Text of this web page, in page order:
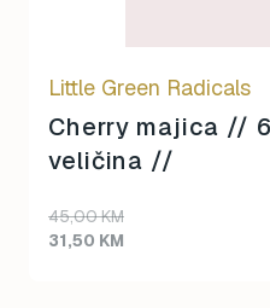
Little Green Radicals
Cherry majica //
veličina //
45,00KM
Original
price
31,50 KM
Current
price